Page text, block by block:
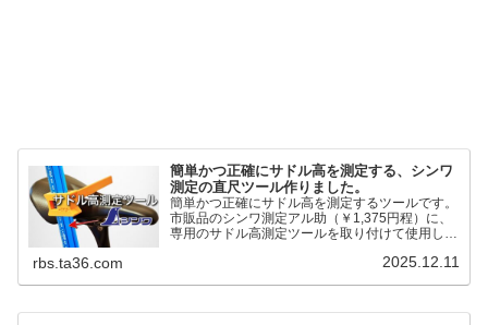
簡単かつ正確にサドル高を測定する、シンワ
測定の直尺ツール作りました。
簡単かつ正確にサドル高を測定するツールです。
市販品のシンワ測定アル助（￥1,375円程）に、
専用のサドル高測定ツールを取り付けて使用しま
るようになりました。シンワ測定(Shinwa
Sokutei)￥1,375Amazon.c...
rbs.ta36.com 2025.12.11